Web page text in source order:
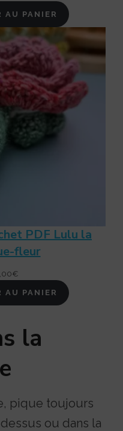
AU PANIER
PDF Lulu la
fleur
€
AU PANIER
la
pique toujours
ou dans la